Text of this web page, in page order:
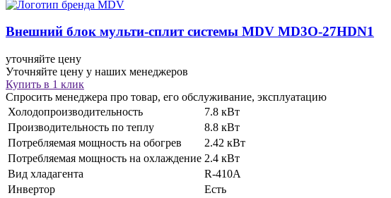
Внешний блок мульти-сплит системы MDV MD3O-27HDN1
уточняйте цену
Уточняйте цену у наших менеджеров
Купить в 1 клик
Спросить менеджера про товар, его обслуживание, эксплуатацию
Холодопроизводительность
7.8 кВт
Производительность по теплу
8.8 кВт
Потребляемая мощность на обогрев
2.42 кВт
Потребляемая мощность на охлаждение 2.4 кВт
Вид хладагента
R-410A
Инвертор
Есть